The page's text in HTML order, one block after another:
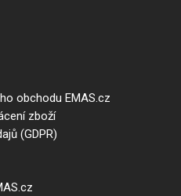
obchodu EMAS.cz
zboží
(GDPR)